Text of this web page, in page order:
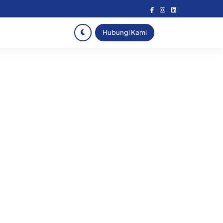
Hubungi Kami